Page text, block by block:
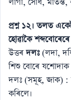
প্রশ্ন ১২। তলত
হােৱাকৈ
উত্তৰদলঃ(লদা,
শিশু বােৰে
দলঃ (সমূহ, জাক) :
কৰিলে।